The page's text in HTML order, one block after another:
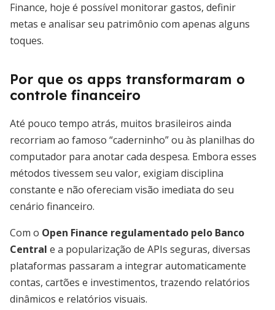
Finance, hoje é possível monitorar gastos, definir
metas e analisar seu patrimônio com apenas alguns
toques.
Por que os apps transformaram o
controle financeiro
Até pouco tempo atrás, muitos brasileiros ainda
recorriam ao famoso “caderninho” ou às planilhas do
computador para anotar cada despesa. Embora esses
métodos tivessem seu valor, exigiam disciplina
constante e não ofereciam visão imediata do seu
cenário financeiro.
Com o Open Finance regulamentado pelo Banco
Central e a popularização de APIs seguras, diversas
plataformas passaram a integrar automaticamente
contas, cartões e investimentos, trazendo relatórios
dinâmicos e relatórios visuais.